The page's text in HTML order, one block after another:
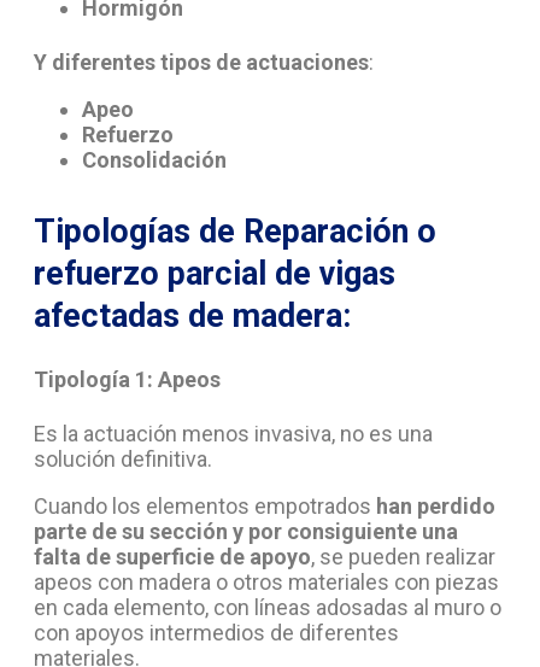
Hormigón
Y diferentes tipos de actuaciones:
Apeo
Refuerzo
Consolidación
Tipologías de Reparación o
refuerzo parcial de vigas
afectadas de madera:
Tipología 1: Apeos
Es la actuación menos invasiva, no es una
solución definitiva.
Cuando los elementos empotrados han perdido
parte de su sección y por consiguiente una
falta de superficie de apoyo, se pueden realizar
apeos con madera o otros materiales con piezas
en cada elemento, con líneas adosadas al muro o
con apoyos intermedios de diferentes
materiales.